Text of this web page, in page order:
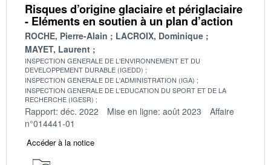
Risques d’origine glaciaire et périglaciaire
- Eléments en soutien à un plan d’action
ROCHE, Pierre-Alain
LACROIX, Dominique
MAYET, Laurent
INSPECTION GENERALE DE L'ENVIRONNEMENT ET DU
DEVELOPPEMENT DURABLE (IGEDD)
INSPECTION GENERALE DE L'ADMINISTRATION (IGA)
INSPECTION GENERALE DE L'EDUCATION DU SPORT ET DE LA
RECHERCHE (IGESR)
Rapport: déc. 2022 Mise en ligne: août 2023
Affaire
n°014441-01
Accéder à la notice